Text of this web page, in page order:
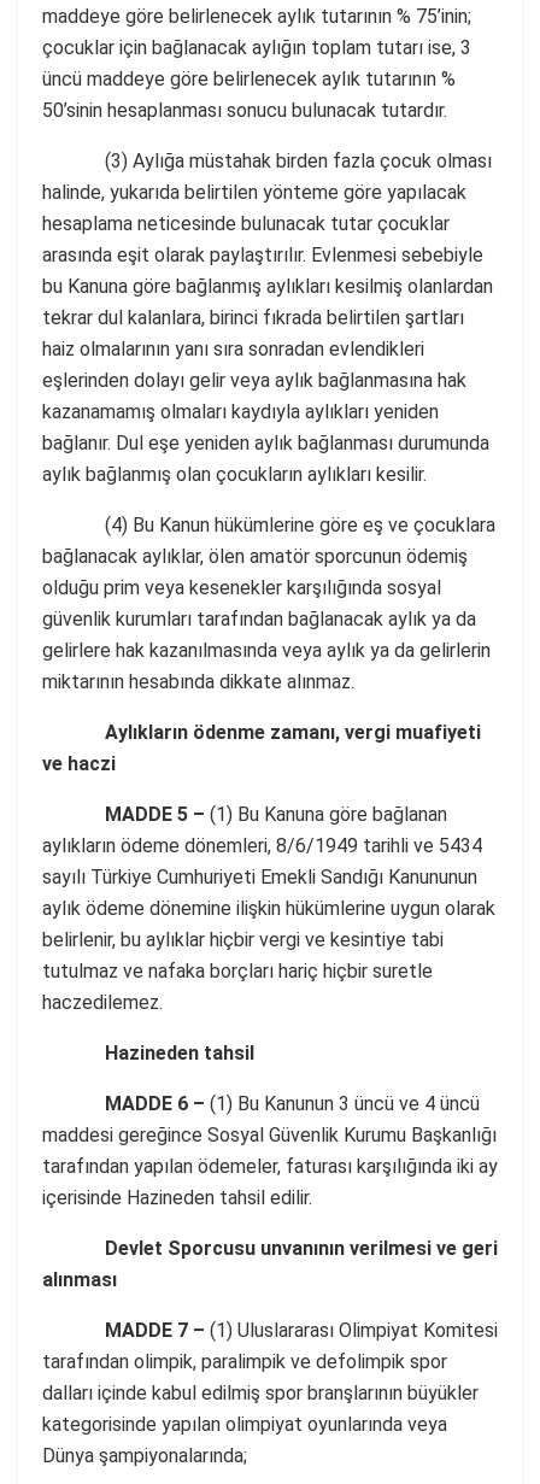
maddeye göre belirlenecek aylık tutarının % 75’inin;
çocuklar için bağlanacak aylığın toplam tutarı ise, 3
üncü maddeye göre belirlenecek aylık tutarının %
50’sinin hesaplanması sonucu bulunacak tutardır.
(3) Aylığa müstahak birden fazla çocuk olması
halinde, yukarıda belirtilen yönteme göre yapılacak
hesaplama neticesinde bulunacak tutar çocuklar
arasında eşit olarak paylaştırılır. Evlenmesi sebebiyle
bu Kanuna göre bağlanmış aylıkları kesilmiş olanlardan
tekrar dul kalanlara, birinci fıkrada belirtilen şartları
haiz olmalarının yanı sıra sonradan evlendikleri
eşlerinden dolayı gelir veya aylık bağlanmasına hak
kazanamamış olmaları kaydıyla aylıkları yeniden
bağlanır. Dul eşe yeniden aylık bağlanması durumunda
aylık bağlanmış olan çocukların aylıkları kesilir.
(4) Bu Kanun hükümlerine göre eş ve çocuklara
bağlanacak aylıklar, ölen amatör sporcunun ödemiş
olduğu prim veya kesenekler karşılığında sosyal
güvenlik kurumları tarafından bağlanacak aylık ya da
gelirlere hak kazanılmasında veya aylık ya da gelirlerin
miktarının hesabında dikkate alınmaz.
Aylıkların ödenme zamanı, vergi muafiyeti
ve haczi
MADDE 5 – (1) Bu Kanuna göre bağlanan
aylıkların ödeme dönemleri, 8/6/1949 tarihli ve 5434
sayılı Türkiye Cumhuriyeti Emekli Sandığı Kanununun
aylık ödeme dönemine ilişkin hükümlerine uygun olarak
belirlenir, bu aylıklar hiçbir vergi ve kesintiye tabi
tutulmaz ve nafaka borçları hariç hiçbir suretle
haczedilemez.
Hazineden tahsil
MADDE 6 – (1) Bu Kanunun 3 üncü ve 4 üncü
maddesi gereğince Sosyal Güvenlik Kurumu Başkanlığı
tarafından yapılan ödemeler, faturası karşılığında iki ay
içerisinde Hazineden tahsil edilir.
Devlet Sporcusu unvanının verilmesi ve geri
alınması
MADDE 7 – (1) Uluslararası Olimpiyat Komitesi
tarafından olimpik, paralimpik ve defolimpik spor
dalları içinde kabul edilmiş spor branşlarının büyükler
kategorisinde yapılan olimpiyat oyunlarında veya
Dünya şampiyonalarında;